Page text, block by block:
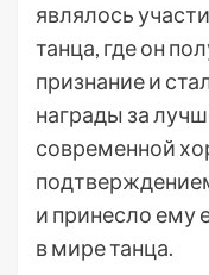
являлось
танца, где он
признание и
награды за
современной
и принесло ему
в мире танца.